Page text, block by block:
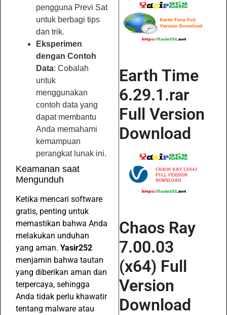
pengguna Previ Sat
untuk berbagi tips
dan trik.
Eksperimen
dengan Contoh
Data: Cobalah
untuk
menggunakan
contoh data yang
dapat membantu
Anda memahami
kemampuan
perangkat lunak ini.
Keamanan saat
Mengunduh
Ketika mencari software
gratis, penting untuk
memastikan bahwa Anda
melakukan unduhan
yang aman. Yasir252
menjamin bahwa tautan
yang diberikan aman dan
terpercaya, sehingga
Anda tidak perlu khawatir
tentang malware atau
Earth Time
6.29.1.rar
Full Version
Download
Chaos Ray
7.00.03
(x64) Full
Version
Download